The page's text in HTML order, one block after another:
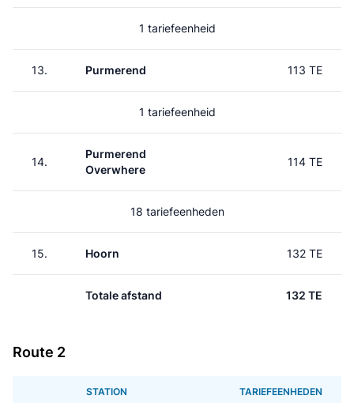
1 tariefeenheid
13. Purmerend 113 TE
1 tariefeenheid
14.
Purmerend
Overwhere
114 TE
18 tariefeenheden
15. Hoorn 132 TE
Totale afstand 132 TE
Route 2
STATION TARIEFEENHEDEN